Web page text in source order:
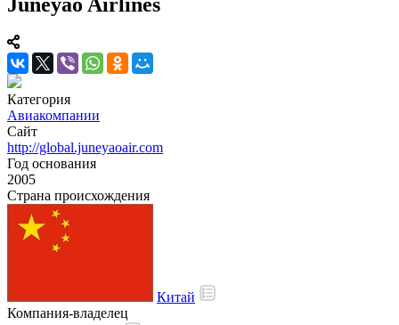
Категория
Авиакомпании
Сайт
http://global.juneyaoair.com
Год основания
2005
Страна происхождения
Китай
Компания-владелец